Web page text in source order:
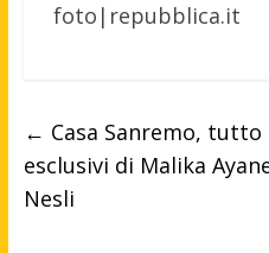
foto|repubblica.it
← Casa Sanremo,
esclusivi di Malika
Nesli